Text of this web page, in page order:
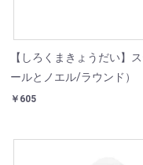
【しろくまきょうだい】
ールとノエル/ラウンド）
￥605